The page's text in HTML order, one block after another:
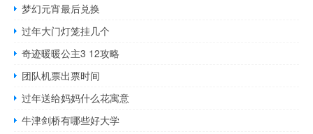
梦幻元宵最后兑换
过年大门灯笼挂几个
奇迹暖暖公主3 12攻略
团队机票出票时间
过年送给妈妈什么花寓意
牛津剑桥有哪些好大学